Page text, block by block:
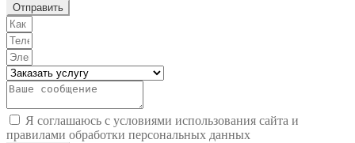
Отправить
Я соглашаюсь с условиями использования сайта и
правилами обработки персональных данных